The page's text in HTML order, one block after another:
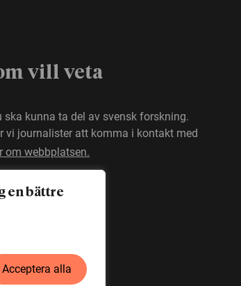
en bättre
Acceptera alla
vill veta
kunna ta del av svensk forskning.
vi journalister att komma i kontakt med
om webbplatsen.